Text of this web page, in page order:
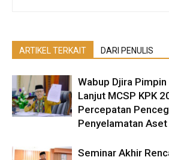
ARTIKEL TERKAIT DARI PENULIS
Wabup Djira
Lanjut MCSP KPK
Percepatan
Penyelamatan Aset
Seminar Akhir